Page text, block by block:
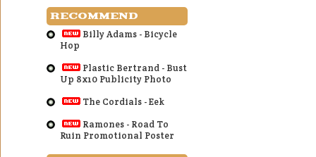
RECOMMEND
Billy Adams - Bicycle
Hop
Plastic Bertrand - Bust
Up 8x10 Publicity Photo
The Cordials - Eek
Ramones - Road To
Ruin Promotional Poster